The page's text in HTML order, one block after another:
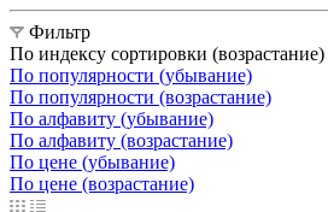
Фильтр
По индексу сортировки (возрастание)
По популярности (убывание)
По популярности (возрастание)
По алфавиту (убывание)
По алфавиту (возрастание)
По цене (убывание)
По цене (возрастание)